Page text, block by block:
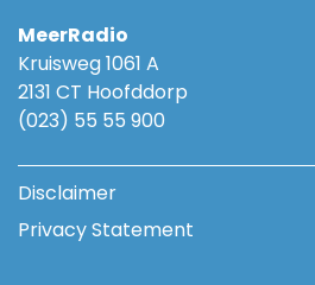
MeerRadio
Kruisweg 1061 A
2131 CT Hoofddorp
(023) 55 55 900
Disclaimer
Privacy Statement